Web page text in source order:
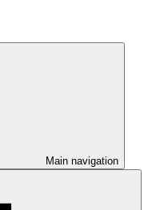
Main navigation